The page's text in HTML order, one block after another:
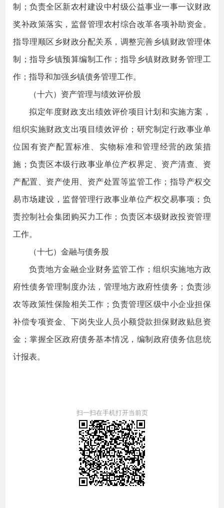
制；负责全区新农村建设中村级公益事业一事一议财政
奖补政策落实，监督管理农村综合改革各项补助资金。
指导理顺区乡财政分配关系，调整完善乡镇财政管理体
制；指导乡镇预算编制工作；指导乡镇财政财务管理工
作；指导和加强乡镇债务管理工作。
（十六）资产管理与绩效评价股
拟定年度财政支出绩效评价项目计划和实施方案，
组织实施财政支出项目绩效评价；研究制定行政事业单
位国有资产配置标准、实物标准和管理经营的政策措
施；负责区本级行政事业单位产权界定、资产清查、资
产配置、资产使用、资产处置等监管工作；指导产权交
易市场建设，监督管理行政事业单位产权交易事项；负
责控制社会集团购买力工作；负责区本级财政投资管理
工作。
（十七）金融与债务股
负责地方金融企业财务监管工作；组织实施地方政
府性债务管理制度办法，管理地方政府性债务；负责涉
农等政策性保险相关工作；负责管理区级中小企业担保
补偿专项资金、下岗失业人员小额贷款担保财政贴息资
金；掌握全区政府债务基本情况，编制政府债务信息统
计报表。
扫一扫在手机打开当前页